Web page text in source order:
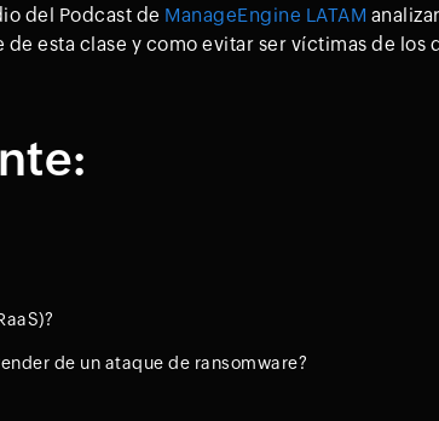
del Podcast de ManageEngine LATAM
de esta clase y como evitar ser víctimas de los
de un ataque de ransomware?